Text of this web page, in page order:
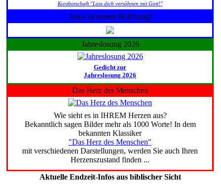
Kurzbotschaft "Lass dich versöhnen mit Gott!"
Jesus ist unsere Hoffnung!
Jahreslosung 2026
Gedicht zur
Jahreslosung 2026
Das Herz des Menschen
Wie sieht es in IHREM Herzen aus?
Bekanntlich sagen Bilder mehr als 1000 Worte! In dem
bekannten Klassiker
"Das Herz des Menschen"
mit verschiedenen Darstellungen, werden Sie auch Ihren
Herzenszustand finden ...
Aktuelle Endzeit-Infos aus biblischer Sicht